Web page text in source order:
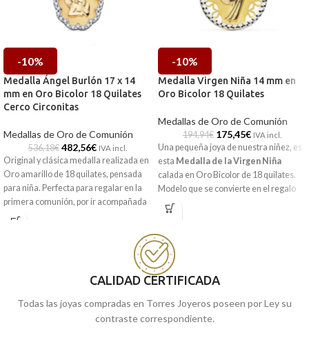
-10%
Medalla Ángel Burlón 17 x 14
mm en Oro Bicolor 18 Quilates
Cerco Circonitas
Medallas de Oro de Comunión
536,18€ 482,56€ IVA incl.
Original y clásica medalla realizada en
Oro amarillo de 18 quilates, pensada
para niña. Perfecta para regalar en la
primera comunión, por ir acompañada
del cariñoso y protector Ángel Burlón".
tiendas de Málaga y Melilla, o si lo
prefieres, encargarla online y te la
-10%
Medalla Virgen Niña 14 mm en
Oro Bicolor 18 Quilates
Medallas de Oro de Comunión
194,94€ 175,45€ IVA incl.
Una pequeña joya de nuestra niñez, es
esta Medalla de la Virgen Niña
calada en Oro Bicolor de 18 quilates.
Modelo que se convierte en el regalo
perfecto para la comunión. Un
recuerdo para siempre.
Puedes encontrarla en nuestras
tiendas de Málaga y Melilla, o si lo
prefieres, encargarla online y te la
enviamos a casa.
CALIDAD CERTIFICADA
Todas las joyas compradas en Torres Joyeros poseen por Ley su
contraste correspondiente.